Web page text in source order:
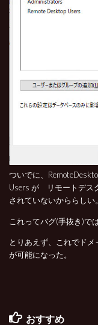
ついでに、
Users が リモートデス
されていないかららしい。
これってバグ(手抜き)で
とりあえず、これでド
が可能になった。
おすすめ